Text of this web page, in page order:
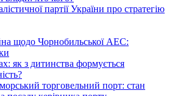
партії України про стратегію
щодо Чорнобильської АЕС:
як з дитинства формується
торговельний порт: стан